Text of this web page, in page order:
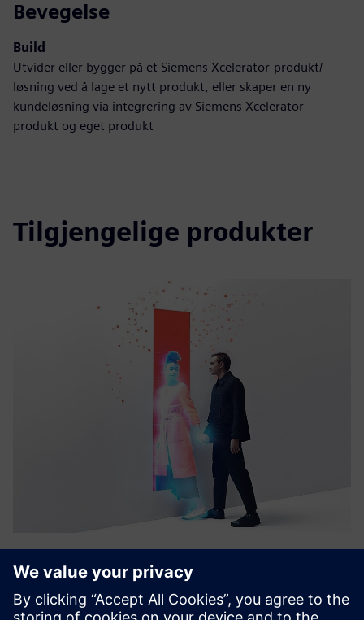
Bevegelse
Build
Utvider eller bygger på et Siemens Xcelerator-produkt/-
løsning ved å lage et nytt produkt, eller skaper en ny
kundeløsning via integrering av Siemens Xcelerator-
produkt og eget produkt
Tilgjengelige produkter
targenio Assistance Platform
Med targenio Assistant Platform kan bedrifter bygge og
drive assistenter med adaptive ferdigheter. Oppsett med